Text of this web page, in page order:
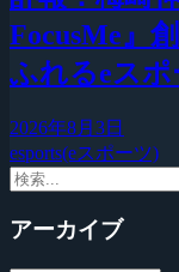
FocusMe』
ふれるeス
2026年8月3日
esports(eスポーツ)
アーカイブ